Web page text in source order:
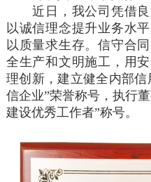
近日，我公司凭借良
以诚信理念提升业务水
以质量求生存。信守合
全生产和文明施工，用
理创新，建立健全内部
信企业”荣誉称号，执行
建设优秀工作者”称号。